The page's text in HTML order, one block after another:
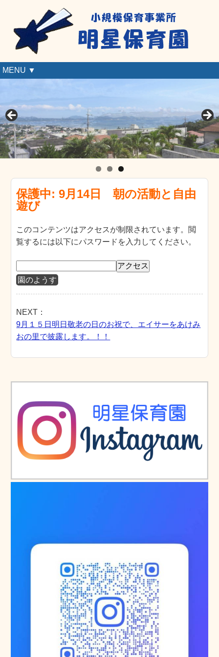
MENU ▼
保護中: 9月14日 朝の活動と自由
遊び
このコンテンツはアクセスが制限されています。閲
覧するには以下にパスワードを入力してください。
園のようす
NEXT：
9月１５日明日敬老の日のお祝で、エイサーをあけみ
おの里で披露します。！！